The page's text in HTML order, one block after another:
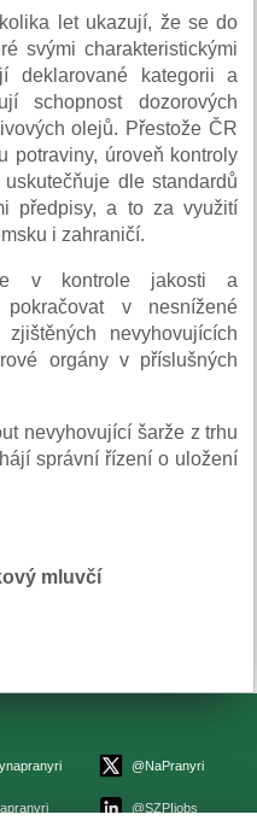
let ukazují, že se do
svými charakteristickými
deklarované kategorii a
schopnost dozorových
olejů. Přestože ČR
potraviny, úroveň kontroly
dle standardů
předpisy, a to za využití
i zahraničí.
v kontrole jakosti a
v nesnížené
nevyhovujících
orgány v příslušných
nevyhovující šarže z trhu
správní řízení o uložení
mluvčí
@NaPranyri
@SZPIjobs